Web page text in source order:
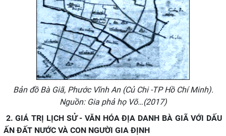
Bản đồ Bà Giã, Phước Vĩnh An (Củ Chi -TP Hồ Chí Minh).
Nguồn: Gia phả họ Võ…(2017)
2. GIÁ TRỊ LỊCH SỬ - VĂN HÓA ĐỊA DANH BÀ GIÃ VỚI DẤU
ẤN ĐẤT NƯỚC VÀ CON NGƯỜI GIA ĐỊNH